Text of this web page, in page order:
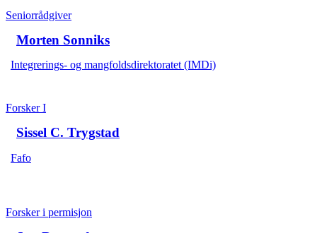
Seniorrådgiver
Morten Sonniks
Integrerings- og mangfoldsdirektoratet (IMDi)
Forsker I
Sissel C. Trygstad
Fafo
Forsker i permisjon